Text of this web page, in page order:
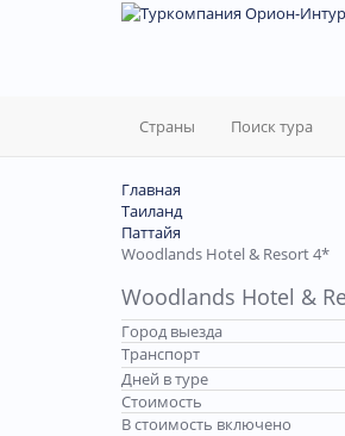
Страны Поиск тура
Главная
Таиланд
Паттайя
Woodlands Hotel & Resort 4*
Woodlands Hotel &
Город выезда
Транспорт
Дней в туре
Стоимость
В стоимость включено